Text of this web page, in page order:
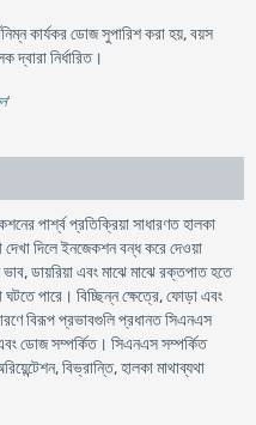
কার্যকর ডোজ সুপারিশ করা হয়, বয়স
দ্বারা নির্ধারিত।
'
পার্শ্ব প্রতিক্রিয়া সাধারণত হালকা
দিলে ইনজেকশন বন্ধ করে দেওয়া
ডায়রিয়া এবং মাঝে মাঝে রক্তপাত হতে
পারে। বিচ্ছিন্ন ক্ষেত্রে, ফোড়া এবং
বিরূপ প্রভাবগুলি প্রধানত সিএনএস
ডোজ সম্পর্কিত। সিএনএস সম্পর্কিত
বিভ্রান্তি, হালকা মাথাব্যথা